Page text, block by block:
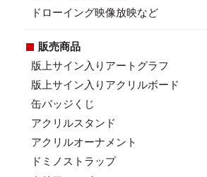
ドローイング映像放映など
販売商品
版上サイン入りアートグラフ
版上サイン入りアクリルボード
缶バッジくじ
アクリルスタンド
アクリルオーナメント
ドミノストラップ